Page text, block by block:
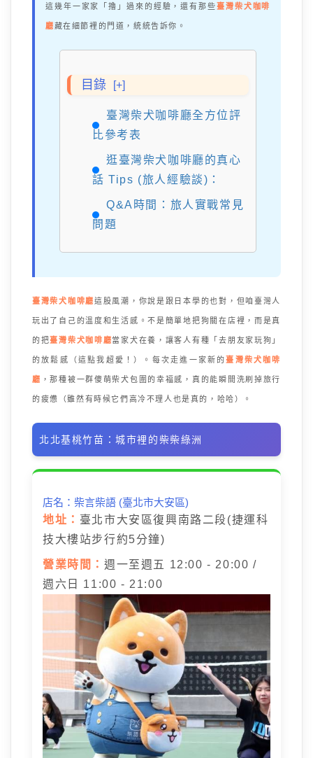
這幾年一家家「擼」過來的經驗，還有那些臺灣柴犬咖啡
廳藏在細節裡的門道，統統告訴你。
目錄 [+]
臺灣柴犬咖啡廳全方位評
比參考表
逛臺灣柴犬咖啡廳的真心
話 Tips (旅人經驗談)：
Q&A時間：旅人實戰常見
問題
臺灣柴犬咖啡廳這股風潮，你說是跟日本學的也對，但咱臺灣人
玩出了自己的溫度和生活感。不是簡單地把狗關在店裡，而是真
的把臺灣柴犬咖啡廳當家犬在養，讓客人有種「去朋友家玩狗」
的放鬆感（這點我超愛！）。每次走進一家新的臺灣柴犬咖啡
廳 ，那種被一群傻萌柴犬包圍的幸福感，真的能瞬間洗刷掉旅行
的疲憊（雖然有時候它們高冷不理人也是真的，哈哈）。
北北基桃竹苗：城市裡的柴柴綠洲
店名：柴言柴語 (臺北市大安區)
地址： 臺北市大安區復興南路二段(捷運科
技大樓站步行約5分鐘)
營業時間： 週一至週五 12:00 - 20:00 /
週六日 11:00 - 21:00